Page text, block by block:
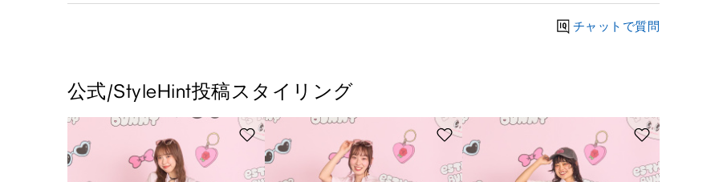
チャットで質問
公式/StyleHint投稿スタイリング